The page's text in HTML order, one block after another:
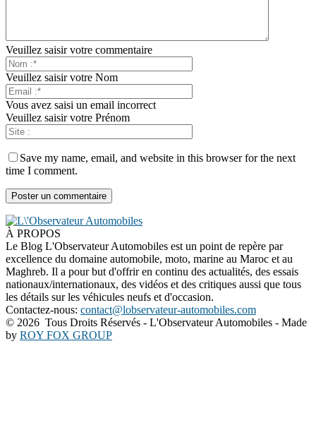
Veuillez saisir votre commentaire
Veuillez saisir votre Nom
Vous avez saisi un email incorrect
Veuillez saisir votre Prénom
Save my name, email, and website in this browser for the next
time I comment.
À PROPOS
Le Blog L'Observateur Automobiles est un point de repère par
excellence du domaine automobile, moto, marine au Maroc et au
Maghreb. Il a pour but d'offrir en continu des actualités, des essais
nationaux/internationaux, des vidéos et des critiques aussi que tous
les détails sur les véhicules neufs et d'occasion.
Contactez-nous: contact@lobservateur-automobiles.com
© 2026 Tous Droits Réservés - L'Observateur Automobiles - Made
by ROY FOX GROUP